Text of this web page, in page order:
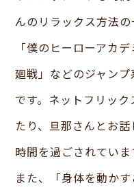
んのリラックス方法
「僕のヒーローアカ
廻戦」などのジャン
です。ネットフリッ
たり、旦那さんとお
時間を過ごされていま
また、「身体を動か